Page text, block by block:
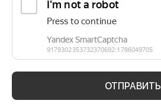
ОТПРАВИТЬ